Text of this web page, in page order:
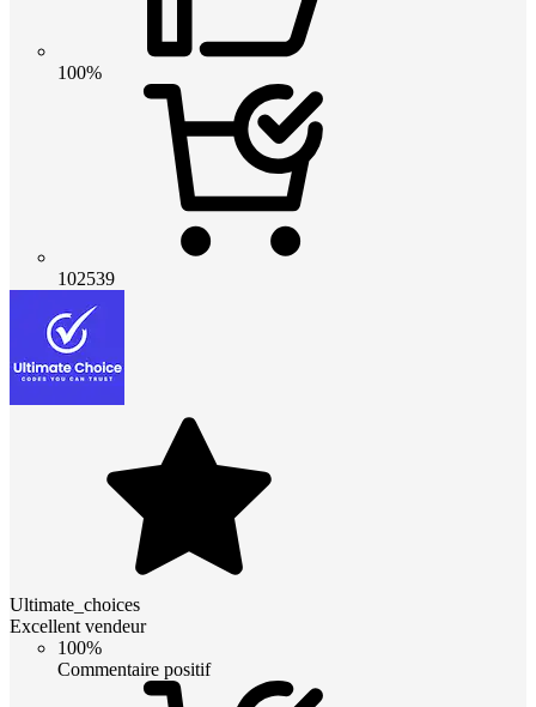
100%
102539
Ultimate_choices
Excellent vendeur
100%
Commentaire positif